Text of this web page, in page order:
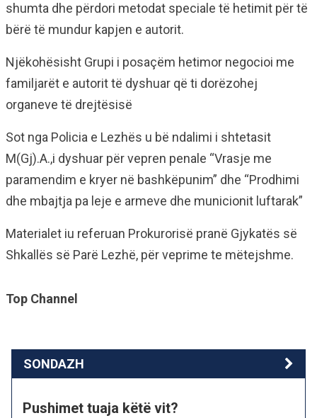
shumta dhe përdori metodat speciale të hetimit për të
bërë të mundur kapjen e autorit.
Njëkohësisht Grupi i posaçëm hetimor negocioi me
familjarët e autorit të dyshuar që ti dorëzohej
organeve të drejtësisë
Sot nga Policia e Lezhës u bë ndalimi i shtetasit
M(Gj).A.,i dyshuar për vepren penale “Vrasje me
paramendim e kryer në bashkëpunim” dhe “Prodhimi
dhe mbajtja pa leje e armeve dhe municionit luftarak”
Materialet iu referuan Prokurorisë pranë Gjykatës së
Shkallës së Parë Lezhë, për veprime te mëtejshme.
Top Channel
SONDAZH
Pushimet tuaja këtë vit?